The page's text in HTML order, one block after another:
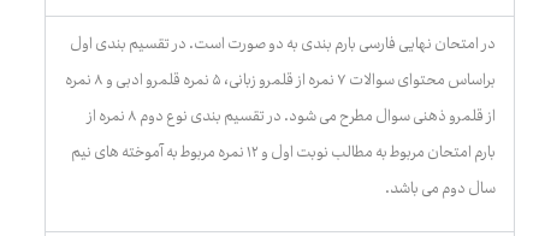
در امتحان نهایی فارسی بارم بندی به دو صورت است. در تقسیم بندی اول
براساس محتوای سوالات ۷ نمره از قلمرو زبانی، ۵ نمره قلمرو ادبی و ۸ نمره
از قلمرو ذهنی سوال مطرح می شود. در تقسیم بندی نوع دوم ۸ نمره از
بارم امتحان مربوط به مطالب نوبت اول و ۱۲ نمره مربوط به آموخته های نیم
سال دوم می باشد.